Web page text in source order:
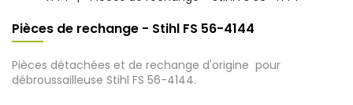
Pièces de rechange - Stihl FS 56-4144
Pièces détachées et de rechange d'origine pour
débroussailleuse Stihl FS 56-4144.